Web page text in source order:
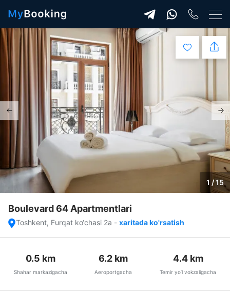
1 / 15
Boulevard 64 Apartmentlari
Toshkent, Furqat ko‘chasi 2a - xaritada ko'rsatish
0.5 km
Shahar markazigacha
6.2 km
Aeroportgacha
4.4km
Temir yo’l vokzaligacha